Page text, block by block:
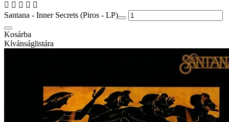
Santana - Inner Secrets (Piros - LP)
Kosárba
Kívánságlistára